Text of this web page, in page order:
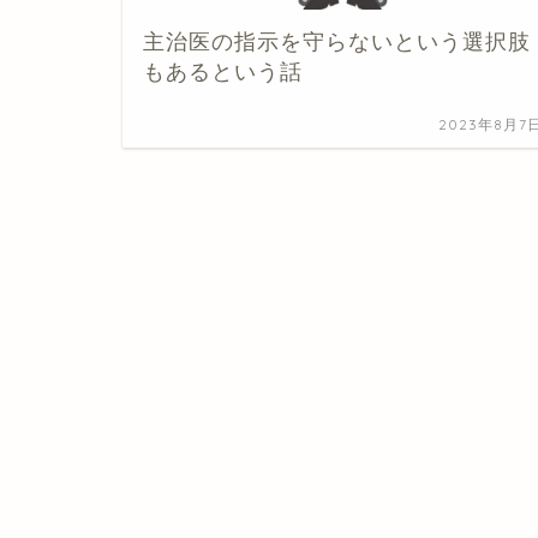
主治医の指示を守らないという選択肢
もあるという話
2023年8月7